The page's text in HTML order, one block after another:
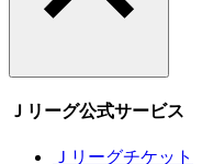
Ｊリーグ公式サービス
Ｊリーグチケット